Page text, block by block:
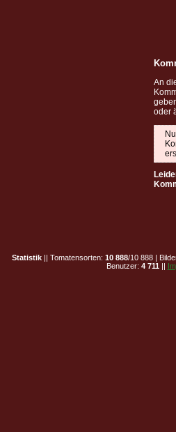
An
oder
Statistik|| Tomatensorten: 10 888/10 888 |
Benutzer: 4 711 ||